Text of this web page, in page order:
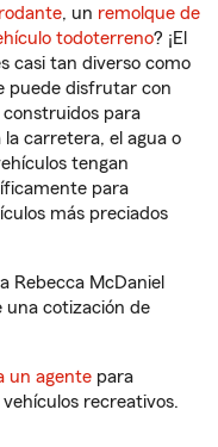
, un remolque de
todoterreno? ¡El
casi tan diverso como
puede disfrutar con
construidos para
carretera, el agua o
tengan
para
más preciados
Rebecca McDaniel
una cotización de
un agente para
recreativos.